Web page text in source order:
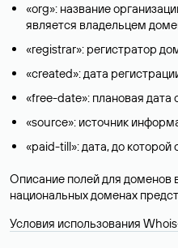
«org»: название
является владельцем
«registrar»: регистратор
«created»: дата
«free-date»: плановая
«source»: источник
«paid-till»: дата, до
Описание полей для доменов
национальных доменах
Условия использования